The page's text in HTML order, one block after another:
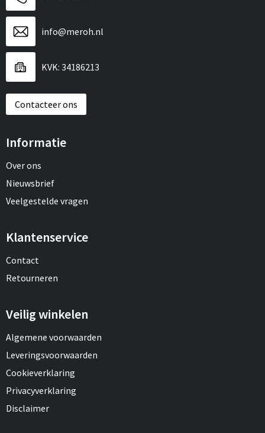
info@meroh.nl
KVK: 34186213
Contacteer ons
Informatie
Over ons
Nieuwsbrief
Veelgestelde vragen
Klantenservice
Contact
Retourneren
Veilig winkelen
Algemene voorwaarden
Leveringsvoorwaarden
Cookieverklaring
Privacyverklaring
Disclaimer